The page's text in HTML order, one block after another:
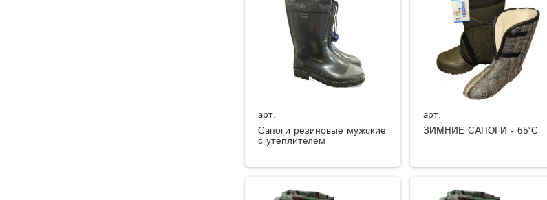
арт.
Сапоги резиновые мужские
с утеплителем
арт.
ЗИМНИЕ САПОГИ - 65°C